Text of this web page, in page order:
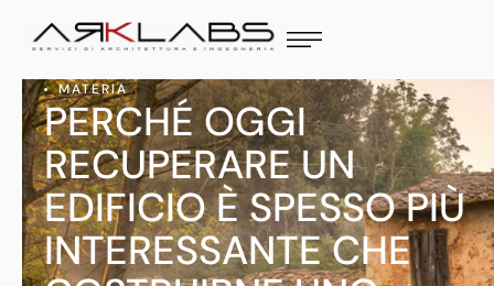
MATERIA
PERCHÉ OGGI
RECUPERARE UN
EDIFICIO È SPESSO PIÙ
INTERESSANTE CHE